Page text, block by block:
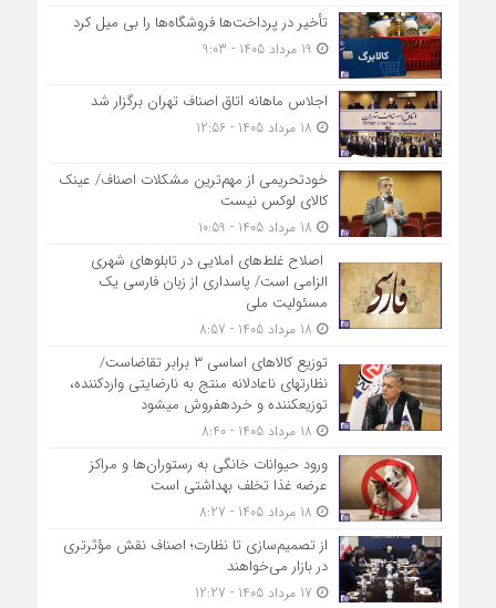
تأخیر در پرداخت‌ها فروشگاه‌ها را بی میل کرد
اجلاس ماهانه اتاق اصناف تهران برگزار شد
خودتحریمی از مهم‌ترین مشکلات اصناف/ عینک
کالای لوکس نیست
اصلاح غلط‌های املایی در تابلوهای شهری
الزامی است/ پاسداری از زبان فارسی یک
مسئولیت ملی
توزیع کالاهای اساسی ۳ برابر تقاضاست/
نظارت‎های ناعادلانه منتج به نارضایتی واردکننده،
توزیع‎کننده و خرده‎فروش می‎شود
ورود حیوانات خانگی به رستوران‌ها و مراکز
عرضه غذا تخلف بهداشتی است
از تصمیم‌سازی تا نظارت؛ اصناف نقش مؤثرتری
در بازار می‌خواهند